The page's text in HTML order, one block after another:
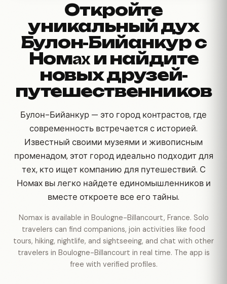
Откройте
уникальный дух
Булон-Бийанкур с
Номax и найдите
новых друзей-
путешественников
Булон-Бийанкур — это город контрастов, где
современность встречается с историей.
Известный своими музеями и живописным
променадом, этот город идеально подходит для
тех, кто ищет компанию для путешествий. С
Номax вы легко найдете единомышленников и
вместе откроете все его тайны.
Nomax is available in Boulogne-Billancourt, France. Solo
travelers can find companions, join activities like food
tours, hiking, nightlife, and sightseeing, and chat with other
travelers in Boulogne-Billancourt in real time. The app is
free with verified profiles.